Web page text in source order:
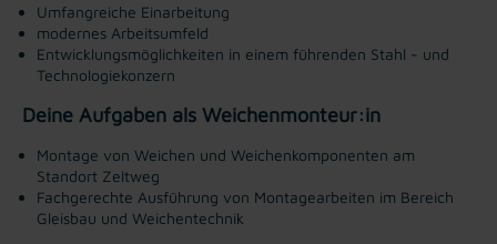
Umfangreiche Einarbeitung
modernes Arbeitsumfeld
Entwicklungsmöglichkeiten in einem führenden Stahl - und
Technologiekonzern
Deine Aufgaben als Weichenmonteur:in
Montage von Weichen und Weichenkomponenten am
Standort Zeltweg
Fachgerechte Ausführung von Montagearbeiten im Bereich
Gleisbau und Weichentechnik